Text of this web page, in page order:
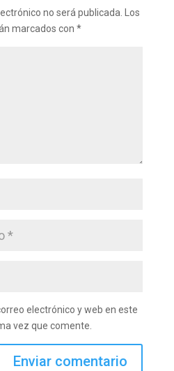
no será publicada.
Los
marcados con *
electrónico y web en este
vez que comente.